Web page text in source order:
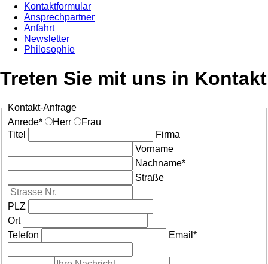
Kontaktformular
Ansprechpartner
Anfahrt
Newsletter
Philosophie
Treten Sie mit uns in Kontakt
Kontakt-Anfrage
Anrede* Herr
Frau
Titel
Firma
Vorname
Nachname*
Straße
PLZ
Ort
Telefon
Email*